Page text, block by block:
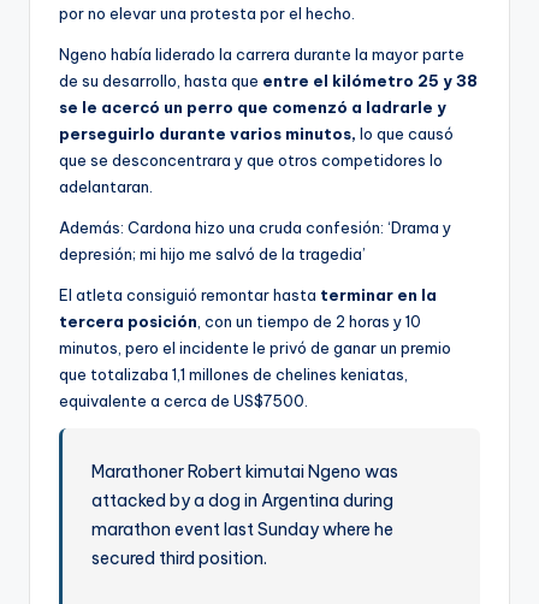
por no elevar una protesta por el hecho.
Ngeno había liderado la carrera durante la mayor parte
de su desarrollo, hasta que entre el kilómetro 25 y 38
se le acercó un perro que comenzó a ladrarle y
perseguirlo durante varios minutos, lo que causó
que se desconcentrara y que otros competidores lo
adelantaran.
Además: Cardona hizo una cruda confesión: ‘Drama y
depresión; mi hijo me salvó de la tragedia’
El atleta consiguió remontar hasta terminar en la
tercera posición , con un tiempo de 2 horas y 10
minutos, pero el incidente le privó de ganar un premio
que totalizaba 1,1 millones de chelines keniatas,
equivalente a cerca de US$7500.
Marathoner Robert kimutai Ngeno was
attacked by a dog in Argentina during
marathon event last Sunday where he
secured third position.